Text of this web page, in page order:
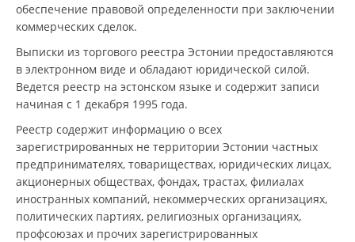
обеспечение правовой определенности при заключении
коммерческих сделок.
Выписки из торгового реестра Эстонии предоставляются
в электронном виде и обладают юридической силой.
Ведется реестр на эстонском языке и содержит записи
начиная с 1 декабря 1995 года.
Реестр содержит информацию о всех
зарегистрированных не территории Эстонии частных
предпринимателях, товариществах, юридических лицах,
акционерных обществах, фондах, трастах, филиалах
иностранных компаний, некоммерческих организациях,
политических партиях, религиозных организациях,
профсоюзах и прочих зарегистрированных